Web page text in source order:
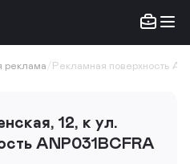
реклама Рекламная поверхность
12, к ул.
ANP031BCFRA